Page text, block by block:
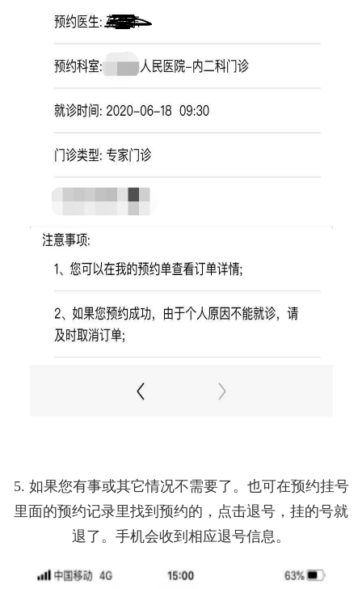
5. 如果您有事或其它情况不需要了。也可在预约挂号
里面的预约记录里找到预约的，点击退号，挂的号就
退了。手机会收到相应退号信息。